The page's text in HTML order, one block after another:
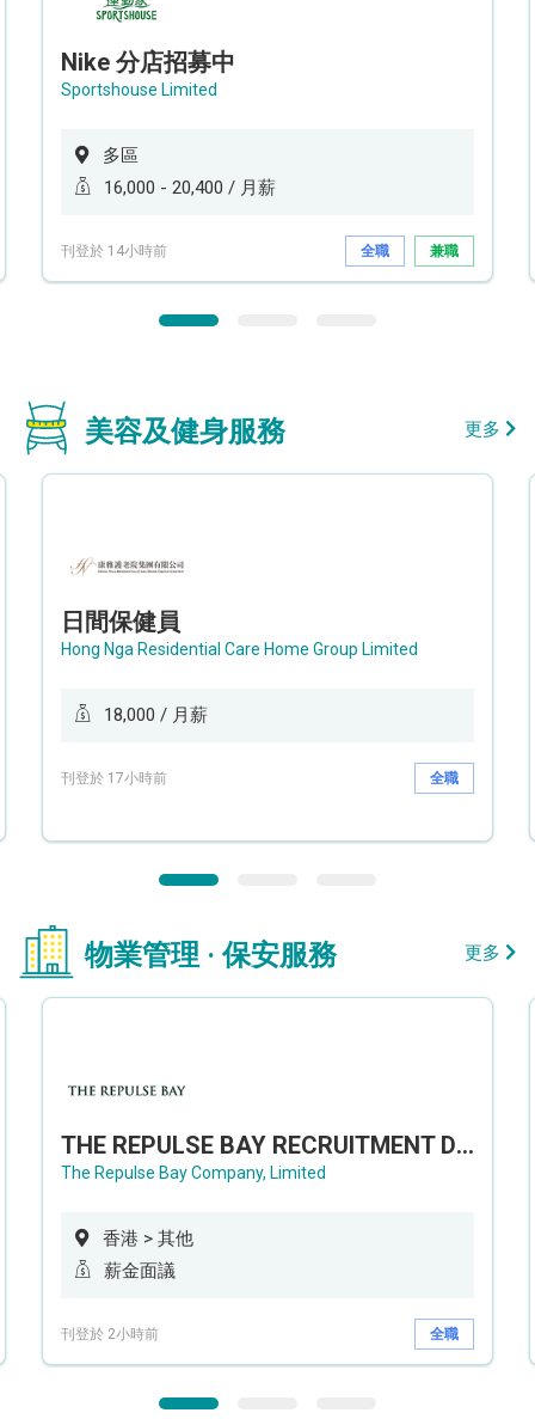
Nike 分店招募中
Sportshouse Limited
多區
16,000 - 20,400 / 月薪
刊登於 14小時前 全職 兼職
美容及健身服務 更多
日間保健員
Hong Nga Residential Care Home Group Limited
18,000 / 月薪
刊登於 17小時前 全職
物業管理 · 保安服務 更多
THE REPULSE BAY RECRUITMENT DAY 淺水灣影灣園人才招聘會
The Repulse Bay Company, Limited
香港 > 其他
薪金面議
刊登於 2小時前 全職